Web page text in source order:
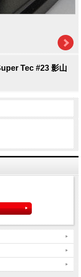
Tec #23 影山